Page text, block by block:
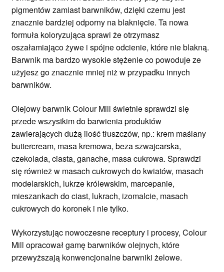
pigmentów zamiast barwników, dzięki czemu jest
znacznie bardziej odporny na blaknięcie. Ta nowa
formuła koloryzująca sprawi że otrzymasz
oszałamiająco żywe i spójne odcienie, które nie blakną.
Barwnik ma bardzo wysokie stężenie co powoduje ze
użyjesz go znacznie mniej niż w przypadku innych
barwników.
Olejowy barwnik Colour Mill świetnie sprawdzi się
przede wszystkim do barwienia produktów
zawierających dużą ilość tłuszczów, np.: krem maślany
buttercream, masa kremowa, beza szwajcarska,
czekolada, ciasta, ganache, masa cukrowa. Sprawdzi
się również w masach cukrowych do kwiatów, masach
modelarskich, lukrze królewskim, marcepanie,
mieszankach do ciast, lukrach, izomalcie, masach
cukrowych do koronek i nie tylko.
Wykorzystując nowoczesne receptury i procesy, Colour
Mill opracował gamę barwników olejnych, które
przewyższają konwencjonalne barwniki żelowe.